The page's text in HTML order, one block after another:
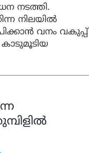
നടത്തി.
നിലയിൽ
വനം വകുപ്പ്
കാടുമൂടിയ